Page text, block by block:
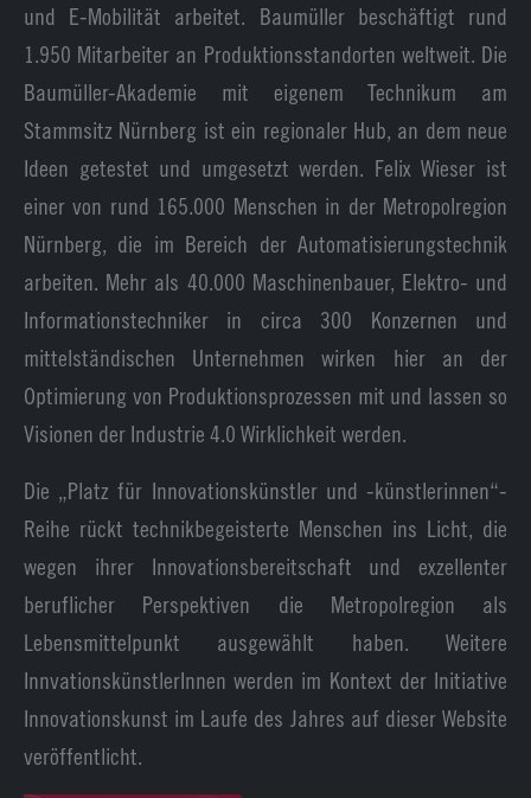
und E-Mobilität arbeitet. Baumüller beschäftigt rund
1.950 Mitarbeiter an Produktionsstandorten weltweit. Die
Baumüller-Akademie mit eigenem Technikum am
Stammsitz Nürnberg ist ein regionaler Hub, an dem neue
Ideen getestet und umgesetzt werden. Felix Wieser ist
einer von rund 165.000 Menschen in der Metropolregion
Nürnberg, die im Bereich der Automatisierungstechnik
arbeiten. Mehr als 40.000 Maschinenbauer, Elektro- und
Informationstechniker in circa 300 Konzernen und
mittelständischen Unternehmen wirken hier an der
Optimierung von Produktionsprozessen mit und lassen so
Visionen der Industrie 4.0 Wirklichkeit werden.
Die „Platz für Innovationskünstler und -künstlerinnen“-
Reihe rückt technikbegeisterte Menschen ins Licht, die
wegen ihrer Innovationsbereitschaft und exzellenter
beruflicher Perspektiven die Metropolregion als
Lebensmittelpunkt ausgewählt haben. Weitere
InnvationskünstlerInnen werden im Kontext der Initiative
Innovationskunst im Laufe des Jahres auf dieser Website
veröffentlicht.